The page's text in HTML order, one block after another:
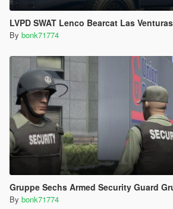
LVPD SWAT Lenco Bearcat Las Venturas Police
By bonk71774
Gruppe Sechs Armed Security Guard
By bonk71774